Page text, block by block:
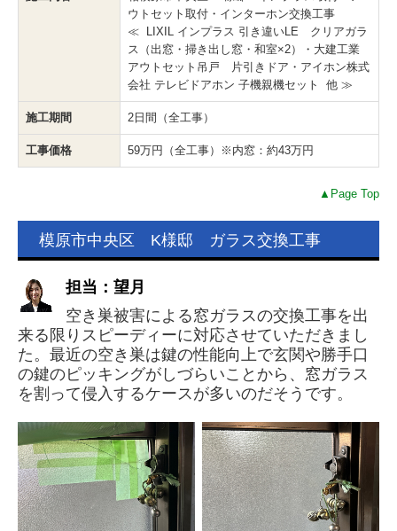
ウトセット取付・インターホン交換工事
≪ LIXIL インプラス 引き違いLE クリアガラ
ス（出窓・掃き出し窓・和室×2）・大建工業
アウトセット吊戸 片引きドア・アイホン株式
会社 テレビドアホン 子機親機セット 他 ≫
施工期間 2日間（全工事）
工事価格 59万円（全工事）※内窓：約43万円
▲Page Top
模原市中央区 K様邸 ガラス交換工事
担当：望月
空き巣被害による窓ガラスの交換工事を出
来る限りスピーディーに対応させていただきまし
た。 最近の空き巣は鍵の性能向上で玄関や勝手口
の鍵のピッキングがしづらいことから、窓ガラス
を割って侵入するケースが多いのだそうです。